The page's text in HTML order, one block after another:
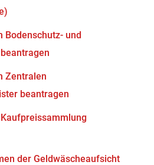
Bodenschutz- und
Zentralen
beantragen
der Geldwäscheaufsicht